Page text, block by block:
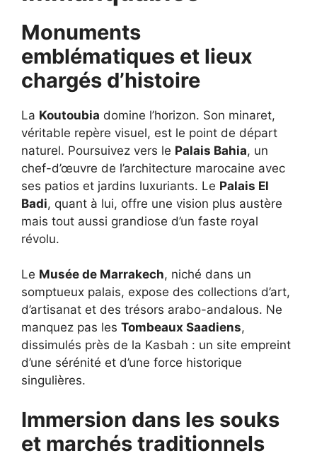
Monuments
emblématiques et lieux
chargés d’histoire
La Koutoubia domine l’horizon. Son minaret,
véritable repère visuel, est le point de départ
naturel. Poursuivez vers le Palais Bahia, un
chef-d’œuvre de l’architecture marocaine avec
ses patios et jardins luxuriants. Le Palais El
Badi, quant à lui, offre une vision plus austère
mais tout aussi grandiose d’un faste royal
révolu.
Le Musée de Marrakech, niché dans un
somptueux palais, expose des collections d’art,
d’artisanat et des trésors arabo-andalous. Ne
manquez pas les Tombeaux Saadiens,
dissimulés près de la Kasbah : un site empreint
d’une sérénité et d’une force historique
singulières.
Immersion dans les souks
et marchés traditionnels